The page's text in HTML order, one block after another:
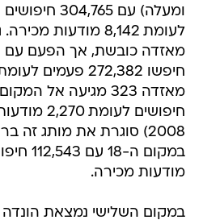
ומעלה) עם
לעומת 8,142
2008) סוגרת את מותג זה
מודעות מכירה.